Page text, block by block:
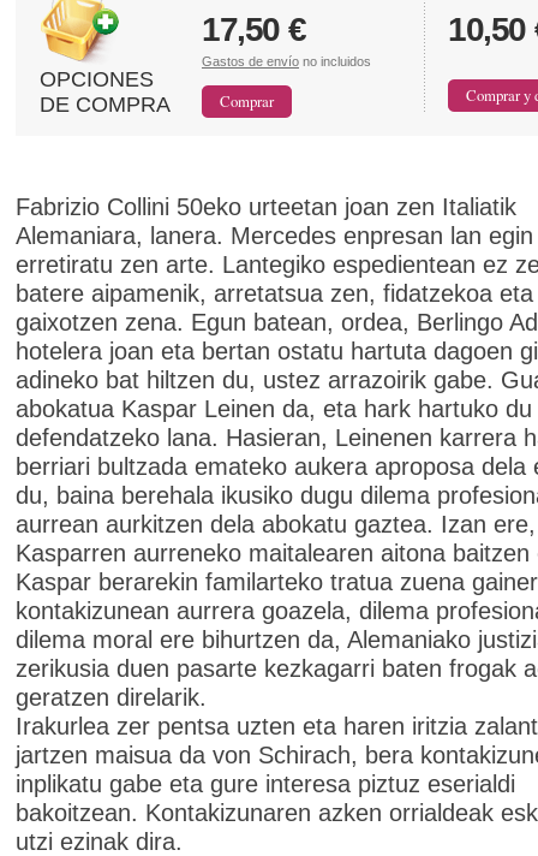
OPCIONES
DE COMPRA
17,50 €
Gastos de envío no incluidos
10,50
Fabrizio Collini 50eko urteetan joan zen Italiatik
Alemaniara, lanera. Mercedes enpresan lan
erretiratu zen arte. Lantegiko espedientean ez
batere aipamenik, arretatsua zen, fidatzekoa
gaixotzen zena. Egun batean, ordea, Berlingo
hotelera joan eta bertan ostatu hartuta dagoen
adineko bat hiltzen du, ustez arrazoirik gabe.
abokatua Kaspar Leinen da, eta hark hartuko du
defendatzeko lana. Hasieran, Leinenen karrera
berriari bultzada emateko aukera aproposa dela
du, baina berehala ikusiko dugu dilema
aurrean aurkitzen dela abokatu gaztea. Izan
Kasparren aurreneko maitalearen aitona baitzen
Kaspar berarekin familarteko tratua zuena
kontakizunean aurrera goazela, dilema
dilema moral ere bihurtzen da, Alemaniako
zerikusia duen pasarte kezkagarri baten frogak
geratzen direlarik.
Irakurlea zer pentsa uzten eta haren iritzia
jartzen maisua da von Schirach, bera
inplikatu gabe eta gure interesa piztuz eserialdi
bakoitzean. Kontakizunaren azken orrialdeak
utzi ezinak dira.